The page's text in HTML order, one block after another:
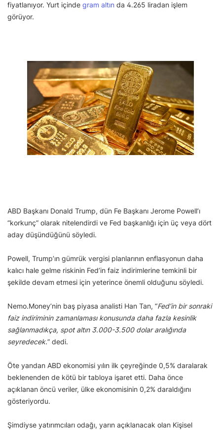
fiyatlanıyor. Yurt içinde gram altın da 4.265 liradan işlem
görüyor.
ABD Başkanı Donald Trump, dün Fe Başkanı Jerome Powell’ı
“korkunç” olarak nitelendirdi ve Fed başkanlığı için üç veya dört
aday düşündüğünü söyledi.
Powell, Trump’ın gümrük vergisi planlarının enflasyonun daha
kalıcı hale gelme riskinin Fed’in faiz indirimlerine temkinli bir
şekilde devam etmesi için yeterince önemli olduğunu söyledi.
Nemo.Money’nin baş piyasa analisti Han Tan, “Fed’in bir sonraki
faiz indiriminin zamanlaması konusunda daha fazla kesinlik
sağlanmadıkça, spot altın 3.000-3.500 dolar aralığında
seyredecek.” dedi.
Öte yandan ABD ekonomisi yılın ilk çeyreğinde 0,5% daralarak
beklenenden de kötü bir tabloya işaret etti. Daha önce
açıklanan öncü veriler, ülke ekonomisinin 0,2% daraldığını
gösteriyordu.
Şimdiyse yatırımcıları odağı, yarın açıklanacak olan Kişisel